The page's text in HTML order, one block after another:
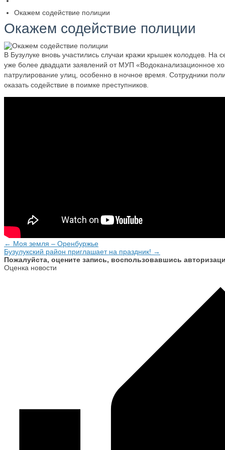
Окажем содействие полиции
Окажем содействие полиции
В Бузулуке вновь участились случаи кражи крышек колодцев. На
уже более двадцати заявлений от МУП «Водоканализационное
патрулирование улиц, особенно в ночное время. Сотрудники
оказать содействие в поимке преступников.
← Моя земля – Оренбуржье
Бузулукский район приглашает на праздник! →
Пожалуйста, оцените запись, воспользовавшись
Оценка новости